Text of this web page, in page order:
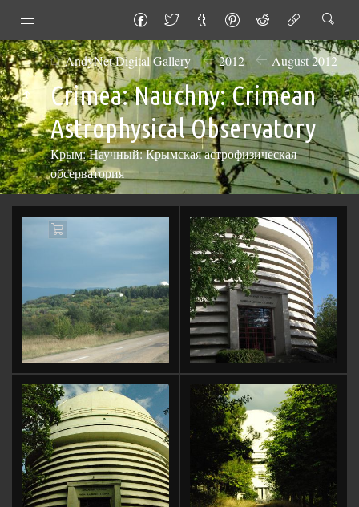
AndyNet Digital Gallery 2012 August 2012
Crimea: Nauchny: Crimean
Astrophysical Observatory
Крым: Научный: Крымская астрофизическая
обсерватория